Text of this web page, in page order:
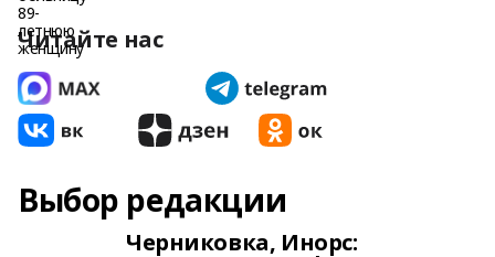
Читайте нас
Выбор редакции
Черниковка, Инорс: